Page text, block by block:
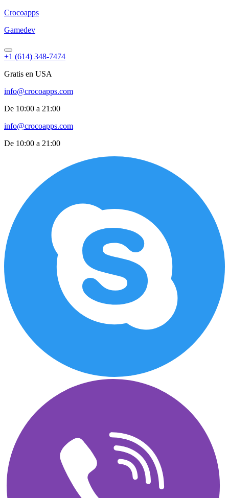
Crocoapps
Gamedev
+1 (614) 348-7474
Gratis en USA
info@crocoapps.com
De 10:00 a 21:00
info@crocoapps.com
De 10:00 a 21:00